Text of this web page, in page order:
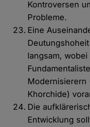
Kontroversen
Probleme.
Eine
langsam,
Modernisierern
Khorchide)
Die
Entwicklung